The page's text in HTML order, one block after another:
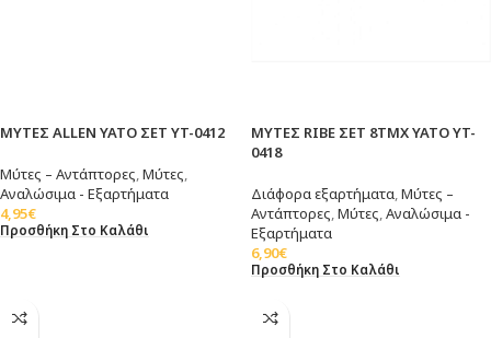
ΜΥΤΕΣ ALLEN YATO ΣΕΤ YT-0412
Μύτες – Αντάπτορες Μύτες
Αναλώσιμα - Εξαρτήματα
4,95€
Προσθήκη Στο Καλάθι
ΜΥΤΕΣ RIBE ΣΕΤ 8ΤΜΧ YATO YT-
0418
Διάφορα εξαρτήματα Μύτες –
Αντάπτορες Μύτες Αναλώσιμα -
Εξαρτήματα
6,90€
Προσθήκη Στο Καλάθι